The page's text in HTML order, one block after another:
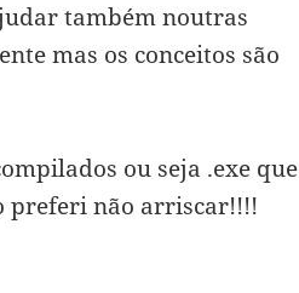
também noutras
mas os conceitos são
ou seja .exe que
preferi não arriscar!!!!